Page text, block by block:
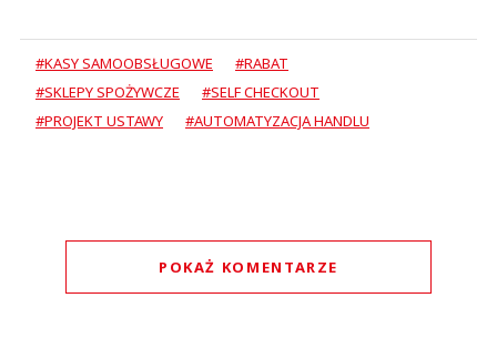
#KASY SAMOOBSŁUGOWE
#RABAT
#SKLEPY SPOŻYWCZE
#SELF CHECKOUT
#PROJEKT USTAWY
#AUTOMATYZACJA HANDLU
POKAŻ KOMENTARZE